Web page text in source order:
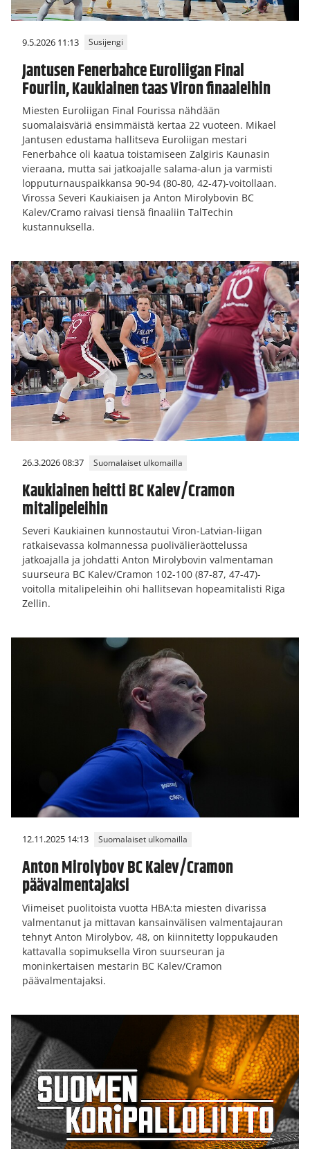
9.5.2026 11:13 Susijengi
Jantusen Fenerbahce Euroliigan Final
Fouriin, Kaukiainen taas Viron finaaleihin
Miesten Euroliigan Final Fourissa nähdään
suomalaisväriä ensimmäistä kertaa 22 vuoteen. Mikael
Jantusen edustama hallitseva Euroliigan mestari
Fenerbahce oli kaatua toistamiseen Zalgiris Kaunasin
vieraana, mutta sai jatkoajalle salama-alun ja varmisti
lopputurnauspaikkansa 90-94 (80-80, 42-47)-voitollaan.
Virossa Severi Kaukiaisen ja Anton Mirolybovin BC
Kalev/Cramo raivasi tiensä finaaliin TalTechin
kustannuksella.
26.3.2026 08:37 Suomalaiset ulkomailla
Kaukiainen heitti BC Kalev/Cramon
mitalipeleihin
Severi Kaukiainen kunnostautui Viron-Latvian-liigan
ratkaisevassa kolmannessa puolivälieräottelussa
jatkoajalla ja johdatti Anton Mirolybovin valmentaman
suurseura BC Kalev/Cramon 102-100 (87-87, 47-47)-
voitolla mitalipeleihin ohi hallitsevan hopeamitalisti Riga
Zellin.
12.11.2025 14:13 Suomalaiset ulkomailla
Anton Mirolybov BC Kalev/Cramon
päävalmentajaksi
Viimeiset puolitoista vuotta HBA:ta miesten divarissa
valmentanut ja mittavan kansainvälisen valmentajauran
tehnyt Anton Mirolybov, 48, on kiinnitetty loppukauden
kattavalla sopimuksella Viron suurseuran ja
moninkertaisen mestarin BC Kalev/Cramon
päävalmentajaksi.